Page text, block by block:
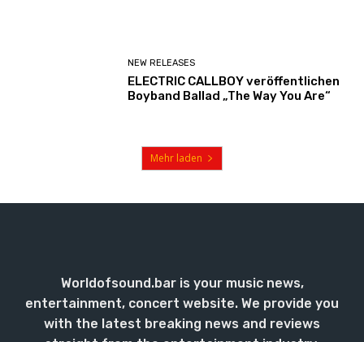
NEW RELEASES
ELECTRIC CALLBOY veröffentlichen
Boyband Ballad „The Way You Are“
Mehr laden
Worldofsound.bar is your music news,
entertainment, concert website. We provide you
with the latest breaking news and reviews